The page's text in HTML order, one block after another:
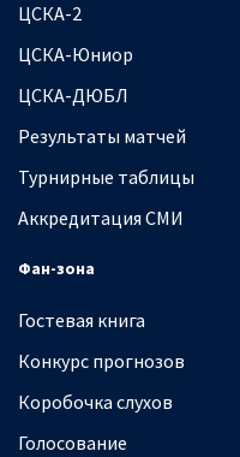
ЦСКА-2
ЦСКА-Юниор
ЦСКА-ДЮБЛ
Результаты матчей
Турнирные таблицы
Аккредитация СМИ
Фан-зона
Гостевая книга
Конкурс прогнозов
Коробочка слухов
Голосование